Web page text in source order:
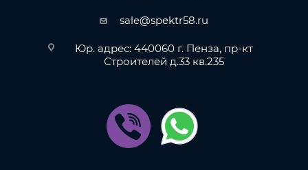
sale@spektr58.ru
Юр. адрес: 440060 г. Пенза, пр-кт
Строителей д.33 кв.235